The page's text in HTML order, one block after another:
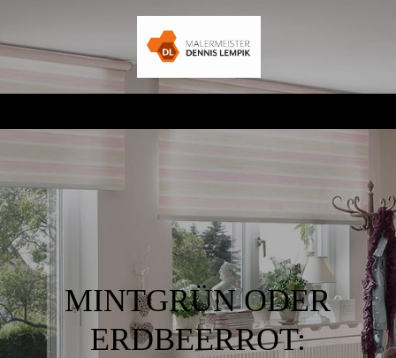
MINTGRÜN ODER
ERDBEERROT: